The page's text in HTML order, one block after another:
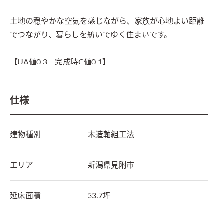
土地の穏やかな空気を感じながら、家族が心地よい距離
でつながり、暮らしを紡いでゆく住まいです。
【UA値0.3　完成時C値0.1】
仕様
建物種別 木造軸組工法
エリア 新潟県 見附市
延床面積 33.7坪